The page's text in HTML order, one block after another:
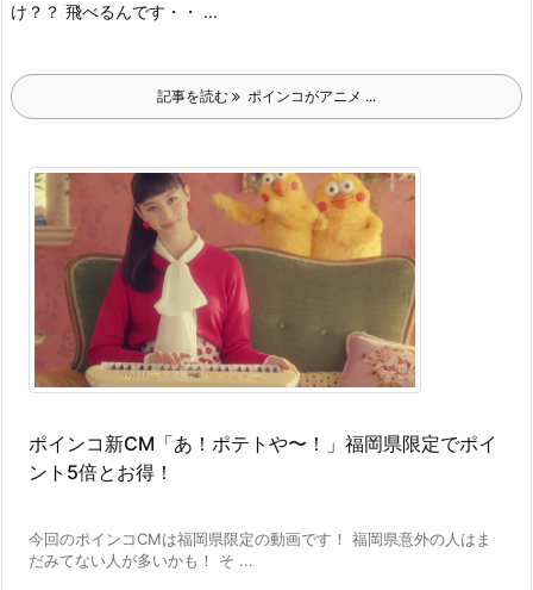
け？？ 飛べるんです・・ ...
記事を読む ポインコがアニメ ...
ポインコ新CM「あ！ポテトや〜！」福岡県限定でポイ
ント5倍とお得！
今回のポインコCMは福岡県限定の動画です！ 福岡県意外の人はま
だみてない人が多いかも！ そ ...